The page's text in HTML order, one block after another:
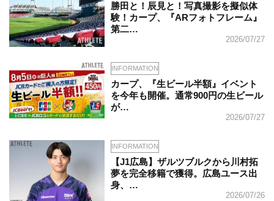
勝田と！辰見と！写真撮影を擬似体
験！カープ、『ARフォトフレーム』
第二…
2026/07/27
INFORMATION
カープ、『生ビール半額』イベント
を今年も開催。通常900円の生ビール
が…
2026/07/27
INFORMATION
【J1広島】ザルツブルクから川村拓
夢を完全移籍で獲得。広島ユース出
身、…
2026/07/26